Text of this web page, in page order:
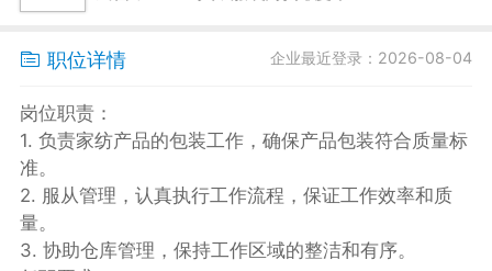
职位详情 企业最近登录：2026-08-04
岗位职责：
1. 负责家纺产品的包装工作，确保产品包装符合质量标
准。
2. 服从管理，认真执行工作流程，保证工作效率和质
量。
3. 协助仓库管理，保持工作区域的整洁和有序。